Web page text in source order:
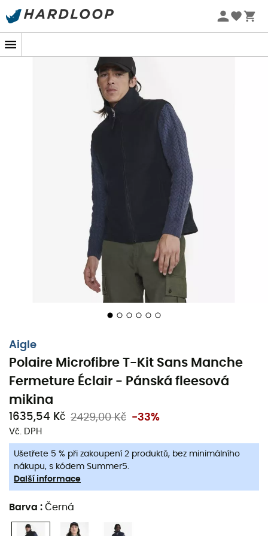
Letní akce 🔥 -5 % EXTRA při nákupu 2 produktů* s kódem
Aigle
Polaire Microfibre T-Kit Sans Manche
Fermeture Éclair - Pánská fleesová
mikina
1635,54 Kč 2429,00 Kč -33%
Vč. DPH
Ušetřete 5 % při zakoupení 2 produktů, bez minimálního
nákupu, s kódem Summer5.
Další informace
Barva : Černá
Když zima ukazuje svou tvář a touha uniknout vás láká,
pánská fleesová mikina bez rukávů Microfibre T-Kit
odAigleje vaším ideálním spojencem. Ať už jste na túře
nebo jen hledáte pohodlí u krbu, tato fleesová mikina se
dokáže přizpůsobit vašemu tempu s elegancí.
Díky svémikrovláknové tkanině
teplo a komfort, přičemž zůstává lehká jako pírko.
přizpůsobení se změnám teploty během vašich
dobrodružství. Skvělá volba pro milovníky adrenalinu a